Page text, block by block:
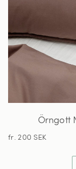
Örngott
fr. 200 SEK